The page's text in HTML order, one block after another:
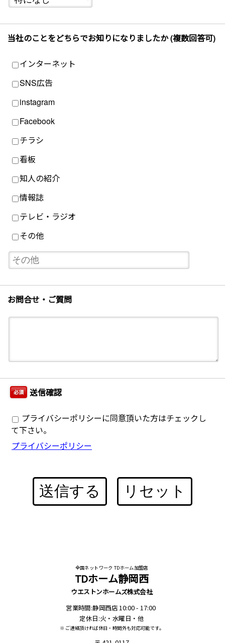
当社のことをどちらでお知りになりましたか (複数回答可)
インターネット
SNS広告
instagram
Facebook
チラシ
看板
知人の紹介
情報誌
テレビ・ラジオ
その他
お問合せ・ご質問
必須 送信確認
プライバシーポリシーに同意頂いた方はチェックし
て下さい。
プライバシーポリシー
送信する リセット
全国ネットワーク TDホーム加盟店
TDホーム静岡西
ウエストンホームズ株式会社
営業時間:静岡西店 10:00 - 17:00
定休日:火・水曜日・他
※ ご連絡頂ければ休日・時間外も対応可能です。